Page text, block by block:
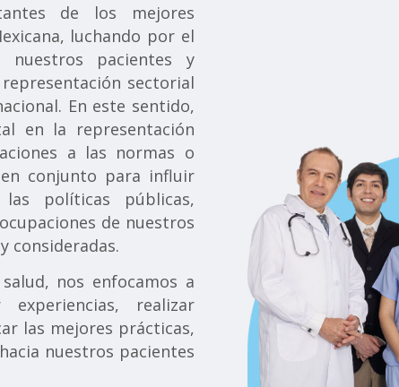
de los mejores
luchando por el
nuestros pacientes y
sectorial
En este sentido,
en la representación
a las normas o
en conjunto para influir
políticas públicas,
de nuestros
consideradas.
nos enfocamos a
experiencias, realizar
las mejores prácticas,
nuestros pacientes